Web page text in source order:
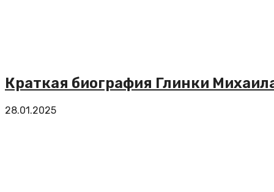
Краткая биография Глинки
28.01.2025